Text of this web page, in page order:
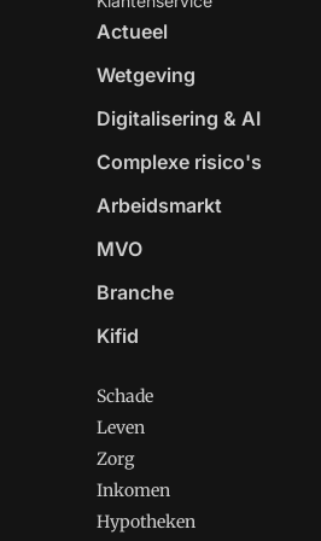
Actueel
Wetgeving
Digitalisering & AI
Complexe risico's
Arbeidsmarkt
MVO
Branche
Kifid
Schade
Leven
Zorg
Inkomen
Hypotheken